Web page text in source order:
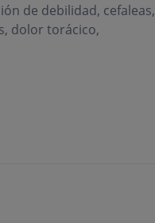
de debilidad, cefaleas,
dolor torácico,